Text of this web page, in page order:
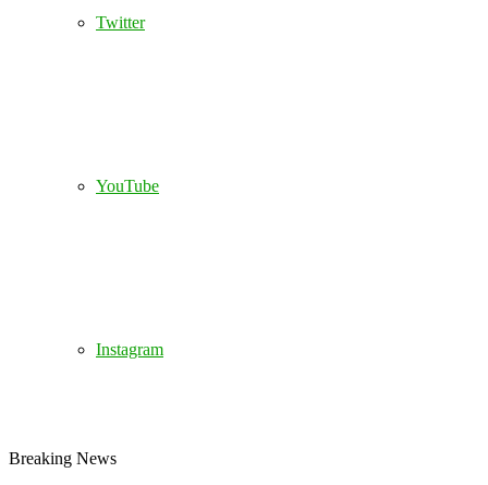
Twitter
YouTube
Instagram
Breaking News